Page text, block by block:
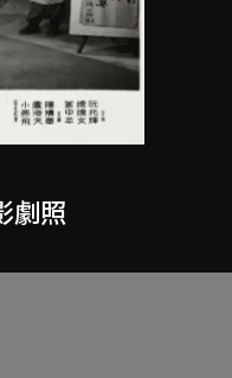
劇照